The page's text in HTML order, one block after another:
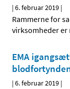
|6. februar 2019 |
Rammerne for
virksomheder er
EMA
|6. februar 2019 |